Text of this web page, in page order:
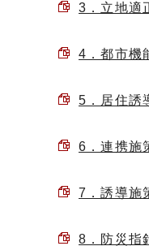
3．立地適
4．都市機
5．居住誘
6．連携施
7．誘導施
8．防災指